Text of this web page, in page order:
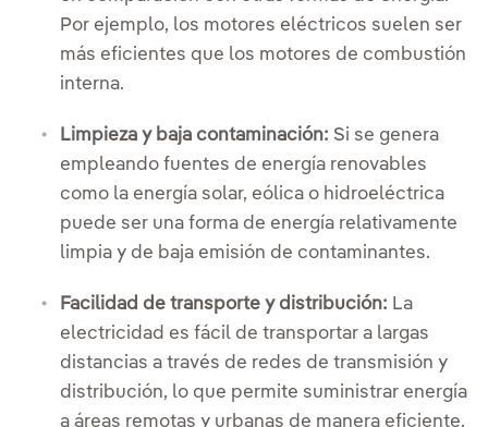
Por ejemplo, los motores eléctricos suelen ser
más eficientes que los motores de combustión
interna.
Limpieza y baja contaminación: Si se genera
empleando fuentes de energía renovables
como la energía solar, eólica o hidroeléctrica
puede ser una forma de energía relativamente
limpia y de baja emisión de contaminantes.
Facilidad de transporte y distribución: La
electricidad es fácil de transportar a largas
distancias a través de redes de transmisión y
distribución, lo que permite suministrar energía
a áreas remotas y urbanas de manera eficiente.